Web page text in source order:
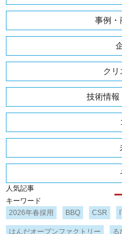
事例・
クリ
技術情報
人気記事
キーワード
2026年春採用
BBQ CSR
はんだオープンファクトリー る